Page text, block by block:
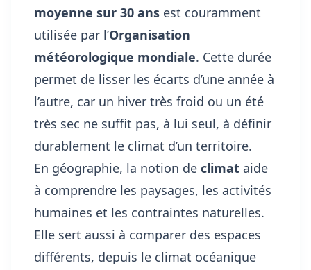
moyenne sur 30 ans est couramment
utilisée par l’Organisation
météorologique mondiale. Cette durée
permet de lisser les écarts d’une année à
l’autre, car un hiver très froid ou un été
très sec ne suffit pas, à lui seul, à définir
durablement le climat d’un territoire.
En géographie, la notion de climat aide
à comprendre les paysages, les activités
humaines et les contraintes naturelles.
Elle sert aussi à comparer des espaces
différents, depuis le climat océanique